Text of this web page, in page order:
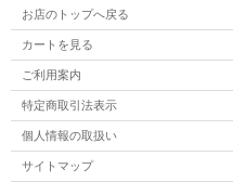
お店のトップへ戻る
カートを見る
ご利用案内
特定商取引法表示
個人情報の取扱い
サイトマップ